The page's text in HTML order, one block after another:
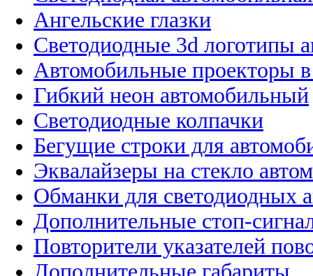
Ангельские глазки
Светодиодные 3d логотипы
Автомобильные проекторы
Гибкий неон автомобильный
Светодиодные колпачки
Бегущие строки для
Эквалайзеры на стекло
Обманки для светодиодных
Дополнительные стоп-
Повторители указателей